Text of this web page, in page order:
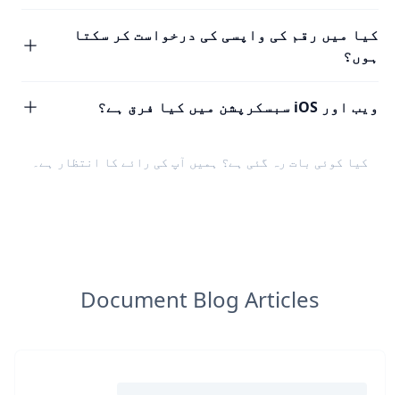
کیا میں رقم کی واپسی کی درخواست کر سکتا
ہوں؟
ویب اور iOS سبسکرپشن میں کیا فرق ہے؟
کیا کوئی بات رہ گئی ہے؟ ہمیں آپ کی رائے کا انتظار ہے۔
Document Blog Articles